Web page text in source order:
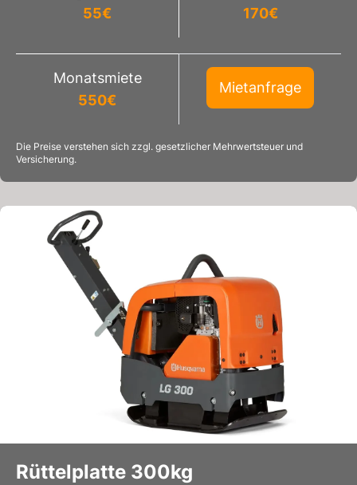
55€
170€
Monatsmiete
550€
Mietanfrage
Die Preise verstehen sich zzgl. gesetzlicher Mehrwertsteuer und
Versicherung.
Rüttelplatte 300kg